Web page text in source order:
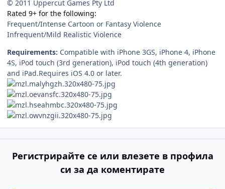
© 2011 Uppercut Games Pty Ltd
Rated 9+ for the following:
Frequent/Intense Cartoon or Fantasy Violence
Infrequent/Mild Realistic Violence
Requirements: Compatible with iPhone 3GS, iPhone 4, iPhone
4S, iPod touch (3rd generation), iPod touch (4th generation)
and iPad.Requires iOS 4.0 or later.
Регистрирайте се или влезете в профила
си за да коментирате